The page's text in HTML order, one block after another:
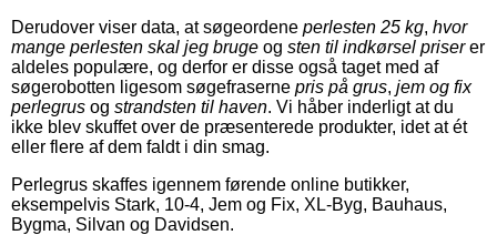
Derudover viser data, at søgeordene perlesten 25 kg, hvor
mange perlesten skal jeg bruge og sten til indkørsel priserer
aldeles populære, og derfor er disse også taget med af
søgerobotten ligesom søgefraserne pris på grus, jem og fix
perlegrus og strandsten til haven. Vi håber inderligt at du
ikke blev skuffet over de præsenterede produkter, idet at ét
eller flere af dem faldt i din smag.
Perlegrus skaffes igennem førende online butikker,
eksempelvis Stark, 10-4, Jem og Fix, XL-Byg, Bauhaus,
Bygma, Silvan og Davidsen.